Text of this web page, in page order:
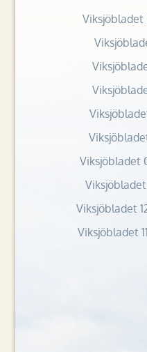
Viksjöbladet
Viksjöbladet
Viksjöbladet
Viksjöbladet